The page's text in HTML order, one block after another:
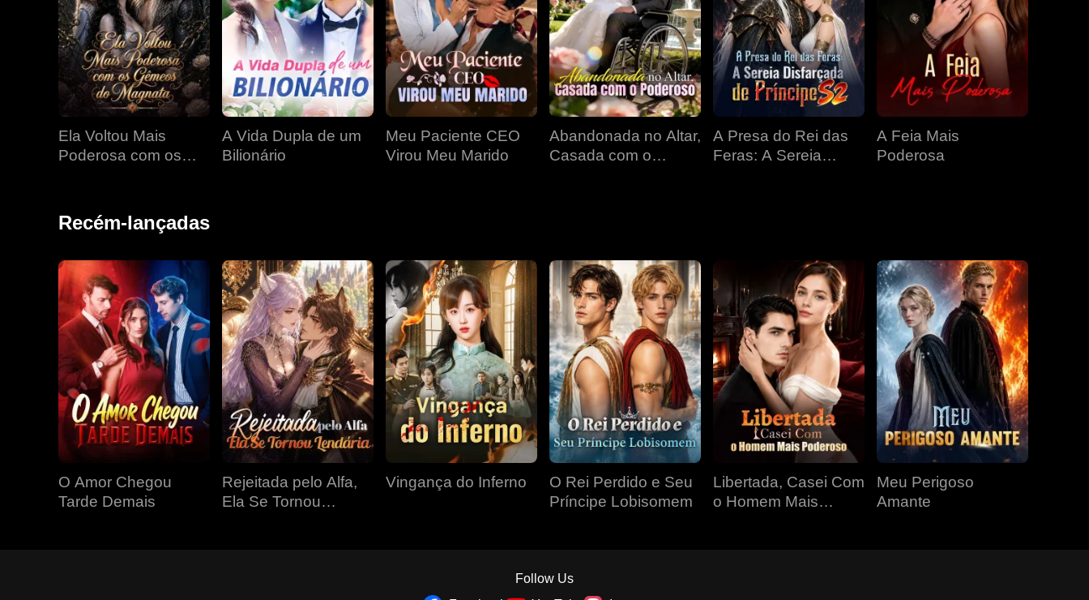
EP 37 EP 38 EP 39
Ela Voltou Mais
Poderosa com os
A Vida Dupla de um
Bilionário
Meu Paciente CEO
Virou Meu Marido
Abandonada no Altar,
Casada com o
A Presa do Rei das
Feras: A Sereia
A Feia Mais
Poderosa
Recém-lançadas
O Amor Chegou
Tarde Demais
Rejeitada pelo Alfa,
Ela Se Tornou
Vingança do Inferno
O Rei Perdido e Seu
Príncipe Lobisomem
Libertada, Casei Com
o Homem Mais
Meu Perigoso
Amante
Follow Us